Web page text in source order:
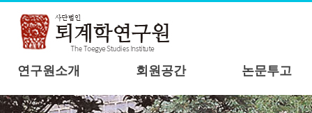
연구원소개 회원공간 논문투고